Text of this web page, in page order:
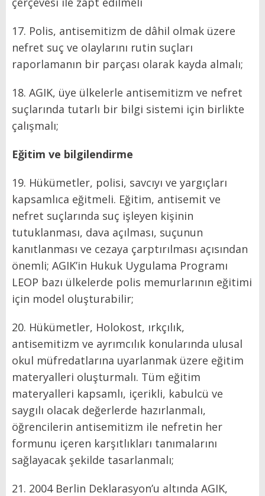
17. Polis, antisemitizm de dâhil olmak üzere
nefret suç ve olaylarını rutin suçları
raporlamanın bir parçası olarak kayda almalı;
18. AGIK, üye ülkelerle antisemitizm ve nefret
suçlarında tutarlı bir bilgi sistemi için birlikte
çalışmalı;
Eğitim ve bilgilendirme
19. Hükümetler, polisi, savcıyı ve yargıçları
kapsamlıca eğitmeli. Eğitim, antisemit ve
nefret suçlarında suç işleyen kişinin
tutuklanması, dava açılması, suçunun
kanıtlanması ve cezaya çarptırılması açısından
önemli; AGIK’in Hukuk Uygulama Programı
LEOP bazı ülkelerde polis memurlarının eğitimi
için model oluşturabilir;
20. Hükümetler, Holokost, ırkçılık,
antisemitizm ve ayrımcılık konularında ulusal
okul müfredatlarına uyarlanmak üzere eğitim
materyalleri oluşturmalı. Tüm eğitim
materyalleri kapsamlı, içerikli, kabulcü ve
saygılı olacak değerlerde hazırlanmalı,
öğrencilerin antisemitizm ile nefretin her
formunu içeren karşıtlıkları tanımalarını
sağlayacak şekilde tasarlanmalı;
21. 2004 Berlin Deklarasyon’u altında AGIK,